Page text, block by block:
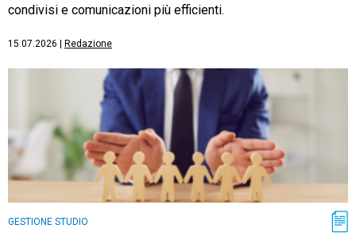
condivisi e comunicazioni più efficienti.
15.07.2026 Redazione
GESTIONE STUDIO